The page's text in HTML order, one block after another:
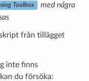
Toolbox
med några
från tillägget
inte finns
kan du försöka: